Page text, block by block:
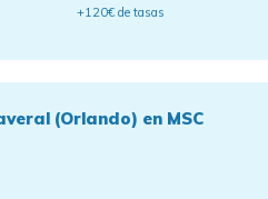
+120€ de tasas
(Orlando) en MSC